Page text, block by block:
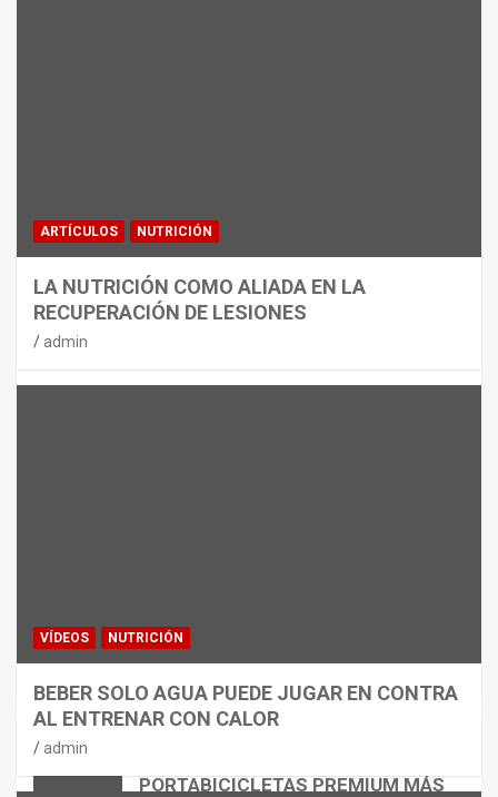
PORTABICICLETAS PREMIUM MÁS
ARTÍCULOS NUTRICIÓN
LA NUTRICIÓN COMO ALIADA EN LA
RECUPERACIÓN DE LESIONES
admin
VÍDEOS NUTRICIÓN
BEBER SOLO AGUA PUEDE JUGAR EN CONTRA
AL ENTRENAR CON CALOR
admin